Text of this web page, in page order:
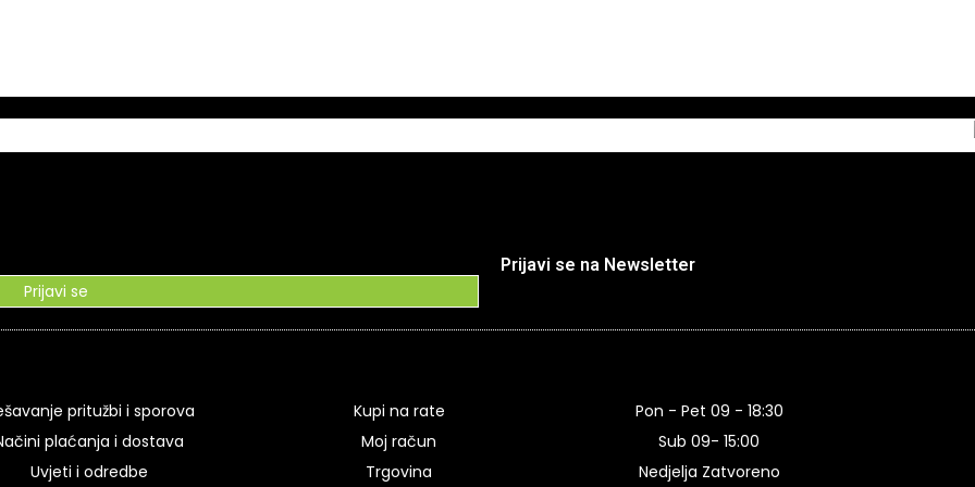
Prijavi se
Prijavi se na Newsletter
pritužbi i sporova
plaćanja i dostava
Uvjeti i odredbe
Kupi na rate
Moj račun
Trgovina
Pon - Pet 09 - 18:30
Sub 09- 15:00
Nedjelja Zatvoreno